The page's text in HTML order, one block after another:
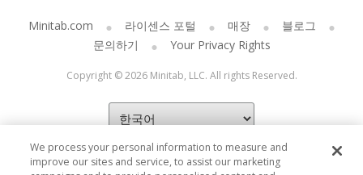
Minitab.com 라이센스 포털 매장
블로그
문의하기
Your Privacy Rights
Copyright © 2026 Minitab, LLC. All rights Reserved.
We process your personal information to measure and
improve our sites and service, to assist our marketing